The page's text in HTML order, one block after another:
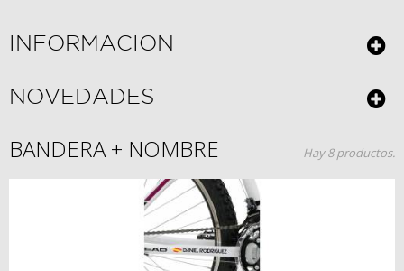
INFORMACION
NOVEDADES
BANDERA + NOMBRE Hay 8 productos.